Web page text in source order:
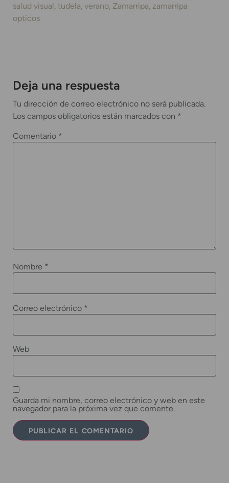
salud visual tudela verano Zamarripa zamarripa
opticos
Deja una respuesta
Tu dirección de correo electrónico no será publicada.
Los campos obligatorios están marcados con *
Comentario *
Nombre *
Correo electrónico *
Web
Guarda mi nombre, correo electrónico y web en este
navegador para la próxima vez que comente.